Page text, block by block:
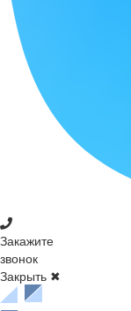
Закажите
звонок
Закрыть ✖